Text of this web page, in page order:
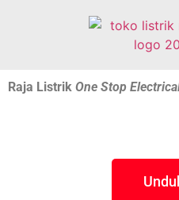
Raja Listrik One Stop